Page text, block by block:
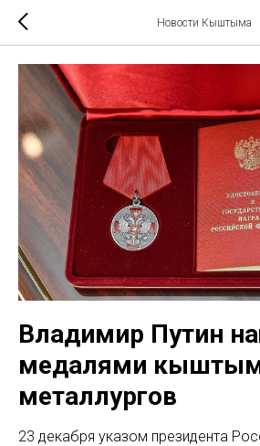
Новости Кыштыма
Владимир Путин
медалями
металлургов
23 декабря указом президента